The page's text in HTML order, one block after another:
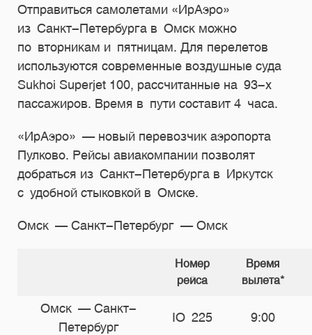
Отправиться самолетами «ИрАэро»
из Санкт-Петербурга в Омск можно
по вторникам и пятницам. Для перелетов
используются современные воздушные суда
Sukhoi Superjet 100, рассчитанные на 93-х
пассажиров. Время в пути составит 4 часа.
«ИрАэро» — новый перевозчик аэропорта
Пулково. Рейсы авиакомпании позволят
добраться из Санкт-Петербурга в Иркутск
с удобной стыковкой в Омске.
Омск — Санкт-Петербург — Омск
Номер
рейса
Время
вылета*
Омск — Санкт-
Петербург
IO 225 9:00